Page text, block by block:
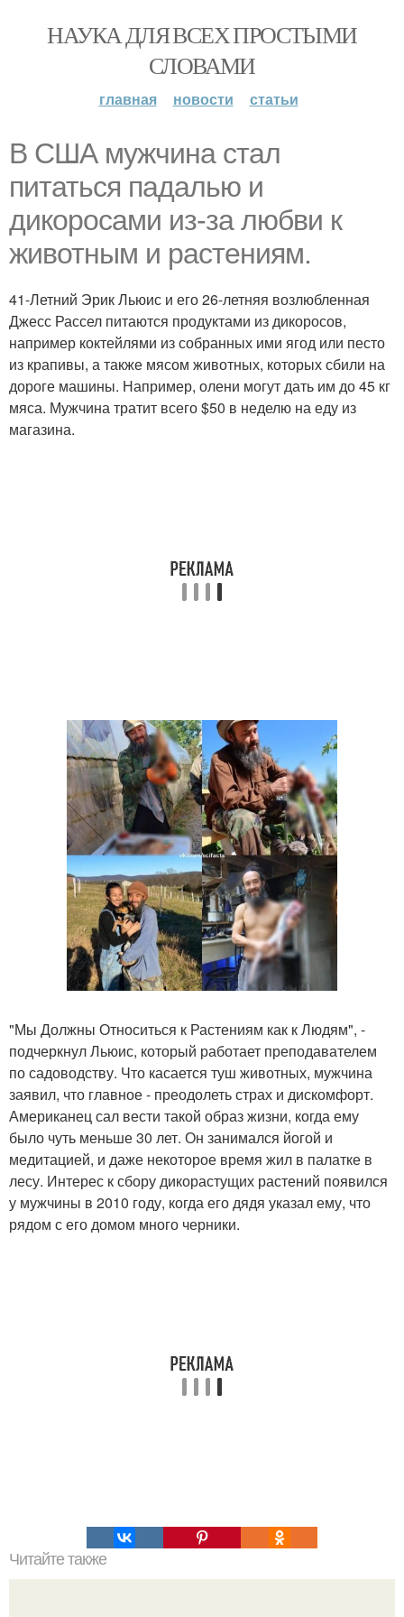
НАУКА ДЛЯ ВСЕХ ПРОСТЫМИ
СЛОВАМИ
главная новости статьи
В США мужчина стал
питаться падалью и
дикоросами из-за любви к
животным и растениям.
41-Летний Эрик Льюис и его 26-летняя возлюбленная
Джесс Рассел питаются продуктами из дикоросов,
например коктейлями из собранных ими ягод или песто
из крапивы, а также мясом животных, которых сбили на
дороге машины. Например, олени могут дать им до 45 кг
мяса. Мужчина тратит всего $50 в неделю на еду из
магазина.
"Мы Должны Относиться к Растениям как к Людям", -
подчеркнул Льюис, который работает преподавателем
по садоводству. Что касается туш животных, мужчина
заявил, что главное - преодолеть страх и дискомфорт.
Американец сал вести такой образ жизни, когда ему
было чуть меньше 30 лет. Он занимался йогой и
медитацией, и даже некоторое время жил в палатке в
лесу. Интерес к сбору дикорастущих растений появился
у мужчины в 2010 году, когда его дядя указал ему, что
рядом с его домом много черники.
Читайте также